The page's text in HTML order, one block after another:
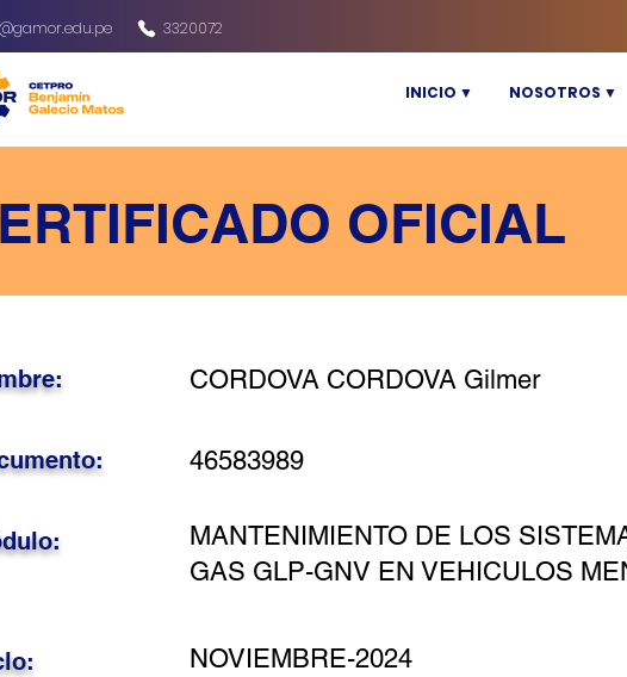
3320072
INICIO ▼ NOSOTROS ▼
OFICIAL
CORDOVA CORDOVA Gilmer
46583989
MANTENIMIENTO DE LOS
GAS GLP-GNV EN VEHICULOS
NOVIEMBRE-2024